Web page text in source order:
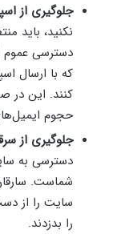
جلوگیری از
نکنید، باید
دسترسی عموم
که با ارسال
کنند. این در
حجوم
جلوگیری از
دسترسی به
شماست.
سایت را از
را بدزدند.